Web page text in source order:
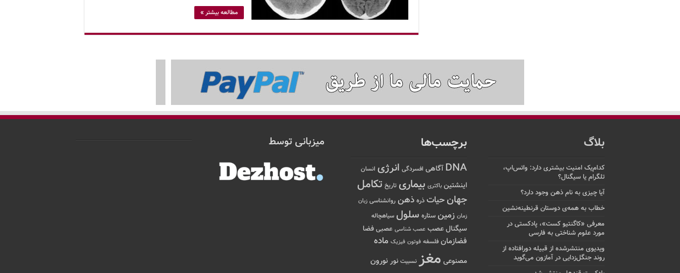
مطالعه بیشتر »
بلاگ
کدام‌یک امنیت بیشتری دارد: واتس‌اپ،
تلگرام یا سیگنال؟
آیا چیزی به نام ذهن وجود دارد؟
خطاب به همه‌ی دوستان قرنطینه‌نشین
معرفی «کاگنتیو کست»، پادکستی در
مورد علوم شناختی به فارسی
ویدیوی منتشرشده از قبیله دورافتاده‌ از
روند جنگل‌زدایی در آمازون می‌گوید
برچسب‌ها
DNA آگاهی افسردگی انرژی انسان
اینشتین باکتری بیماری تاریخ تکامل
جهانحیات ذره ذهن روانشناسی زبان
زمان زمین ستاره سلول سیاهچاله
سیگنالعصب عصب شناسی عصبی فضا
فضازمان فلسفه فوتون فیزیک ماده
مصنوعی مغز نسبیت نور نورون
میزبانی توسط